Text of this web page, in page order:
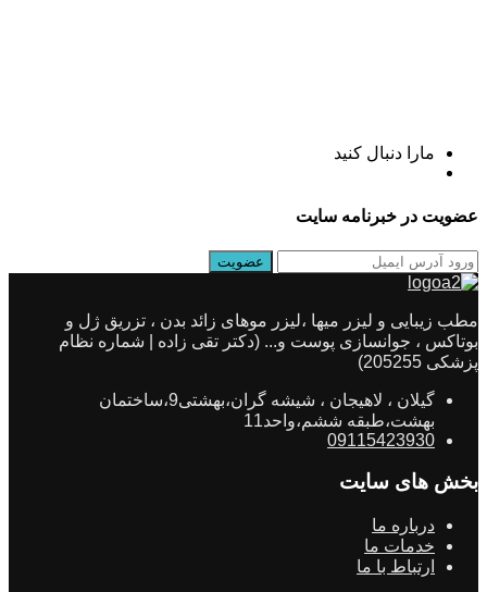
مارا دنبال کنید
عضویت در خبرنامه سایت
مطب زیبایی و لیزر میها ،لیزر موهای زائد بدن ، تزریق ژل و
بوتاکس ، جوانسازی پوست و... (دکتر تقی زاده | شماره نظام
پزشکی 205255)
گیلان ، لاهیجان ، شیشه گران،بهشتی9،ساختمان
بهشت،طبقه ششم،واحد11
09115423930
بخش های سایت
درباره ما
خدمات ما
ارتباط با ما